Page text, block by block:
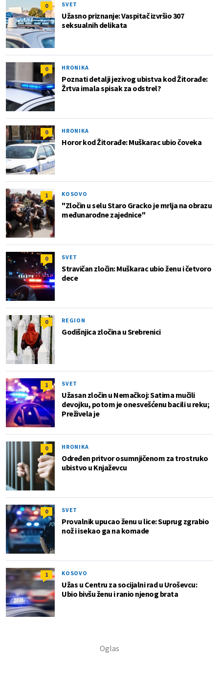
0 SVET
Užasno priznanje: Vaspitač izvršio 307
seksualnih delikata
0 HRONIKA
Poznati detalji jezivog ubistva kod Žitorađe:
Žrtva imala spisak za odstrel?
0 HRONIKA
Horor kod Žitorađe: Muškarac ubio čoveka
1 KOSOVO
"Zločin u selu Staro Gracko je mrlja na obrazu
međunarodne zajednice"
0 SVET
Stravičan zločin: Muškarac ubio ženu i četvoro
dece
0 REGION
Godišnjica zločina u Srebrenici
1 SVET
Užasan zločin u Nemačkoj: Satima mučili
devojku, potom je onesvešćenu bacili u reku;
Preživela je
0 HRONIKA
Određen pritvor osumnjičenom za trostruko
ubistvo u Knjaževcu
0 SVET
Provalnik upucao ženu u lice: Suprug zgrabio
nož i isekao ga na komade
1 KOSOVO
Užas u Centru za socijalni rad u Uroševcu:
Ubio bivšu ženu i ranio njenog brata